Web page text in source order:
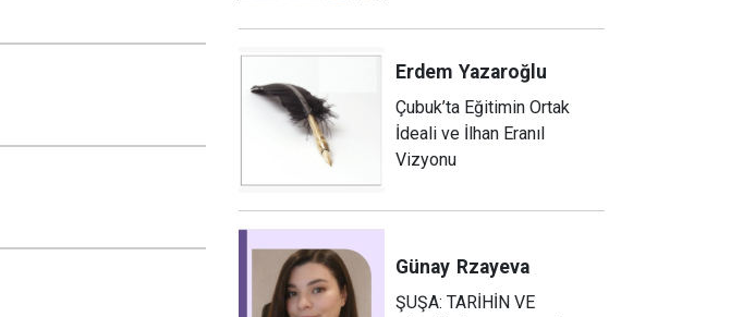
Erdem Yazaroğlu
Çubuk’ta Eğitimin Ortak
İdeali ve İlhan Eranıl
Vizyonu
Günay Rzayeva
ŞUŞA: TARİHİN VE